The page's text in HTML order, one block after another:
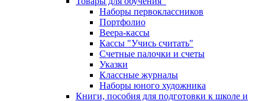
Наборы первоклассников
Портфолио
Веера-кассы
Кассы "Учись считать"
Счетные палочки и счеты
Указки
Классные журналы
Наборы юного художника
Книги, пособия для подготовки к школе и